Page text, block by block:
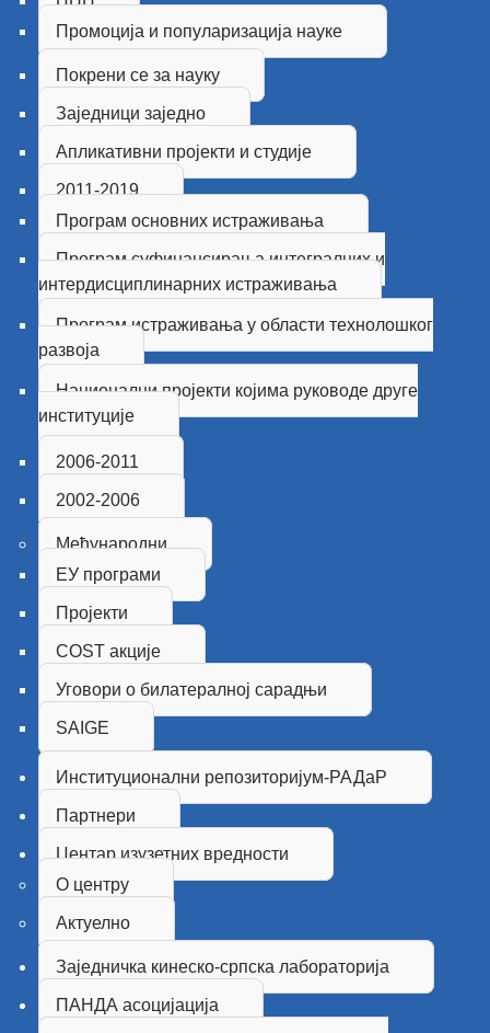
Промоција и популаризација науке
Покрени се за науку
Заједници заједно
Апликативни пројекти и студије
2011-2019
Програм основних истраживања
Програм суфинансирања интегралних и
интердисциплинарних истраживања
Програм истраживања у области технолошког
развоја
Национални пројекти којима руководе друге
институцијe
2006-2011
2002-2006
Међународни
ЕУ програми
Пројекти
COST акције
Уговори о билатералној сарадњи
SAIGE
Институционални репозиторијум-РАДаР
Партнери
Центар изузетних вредности
О центру
Актуелно
Заједничка кинеско-српска лабораторија
ПАНДА асоцијација